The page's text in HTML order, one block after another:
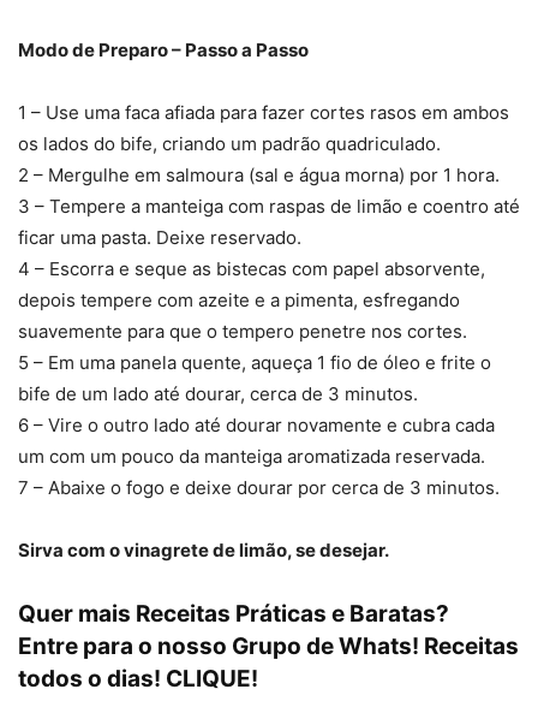
Modo de Preparo – Passo a Passo
1 – Use uma faca afiada para fazer cortes rasos em ambos
os lados do bife, criando um padrão quadriculado.
2 – Mergulhe em salmoura (sal e água morna) por 1 hora.
3 – Tempere a manteiga com raspas de limão e coentro até
ficar uma pasta. Deixe reservado.
4 – Escorra e seque as bistecas com papel absorvente,
depois tempere com azeite e a pimenta, esfregando
suavemente para que o tempero penetre nos cortes.
5 – Em uma panela quente, aqueça 1 fio de óleo e frite o
bife de um lado até dourar, cerca de 3 minutos.
6 – Vire o outro lado até dourar novamente e cubra cada
um com um pouco da manteiga aromatizada reservada.
7 – Abaixe o fogo e deixe dourar por cerca de 3 minutos.
Sirva com o vinagrete de limão, se desejar.
Quer mais Receitas Práticas e Baratas?
Entre para o nosso Grupo de Whats! Receitas
todos o dias! CLIQUE!